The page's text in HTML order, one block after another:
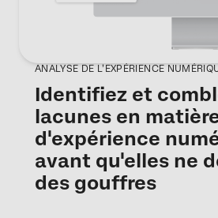
ANALYSE DE L’EXPÉRIENCE
Identifiez et
lacunes en
d'expérience
avant qu'elles ne
des gouffres